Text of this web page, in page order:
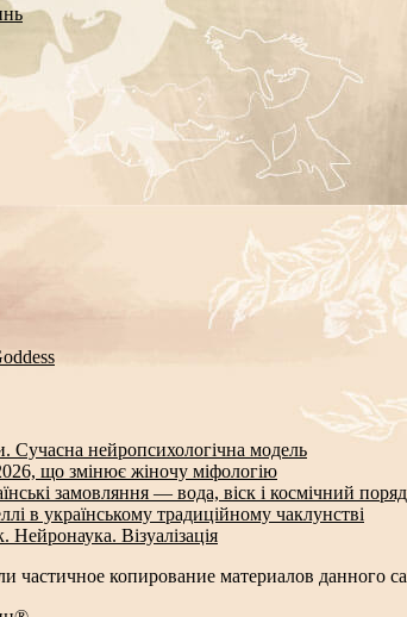
Сучасна нейропсихологічна модель
що змінює жіночу міфологію
замовляння — вода, віск і космічний
в українському традиційному чаклунстві
Візуалізація
частичное копирование материалов данного